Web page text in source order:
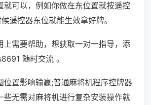
就可以，例如你做在东位置就按遥控
遥控器东位就能生效拿好牌。
上需要帮助，想获取一对一指导，添
随时交流 。
位置影响输赢;普通麻将机程序控牌器
些无需对麻将机进行复杂安装操作就